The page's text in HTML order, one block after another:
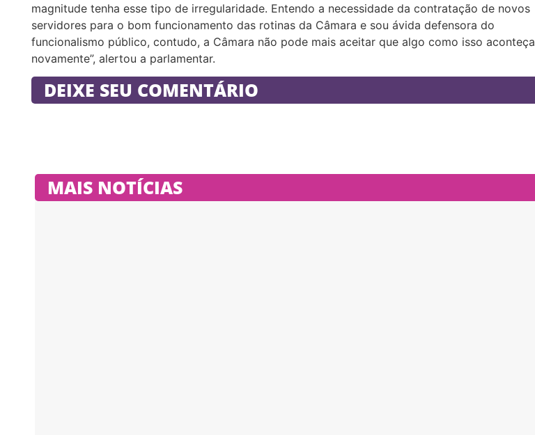
magnitude tenha esse tipo de irregularidade. Entendo a necessidade da contratação de novos
servidores para o bom funcionamento das rotinas da Câmara e sou ávida defensora do
funcionalismo público, contudo, a Câmara não pode mais aceitar que algo como isso aconteça
novamente”, alertou a parlamentar.
DEIXE SEU COMENTÁRIO
MAIS NOTÍCIAS